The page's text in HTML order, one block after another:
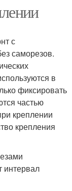
с
саморезов.
в
фиксировать
частью
креплении
крепления
интервал